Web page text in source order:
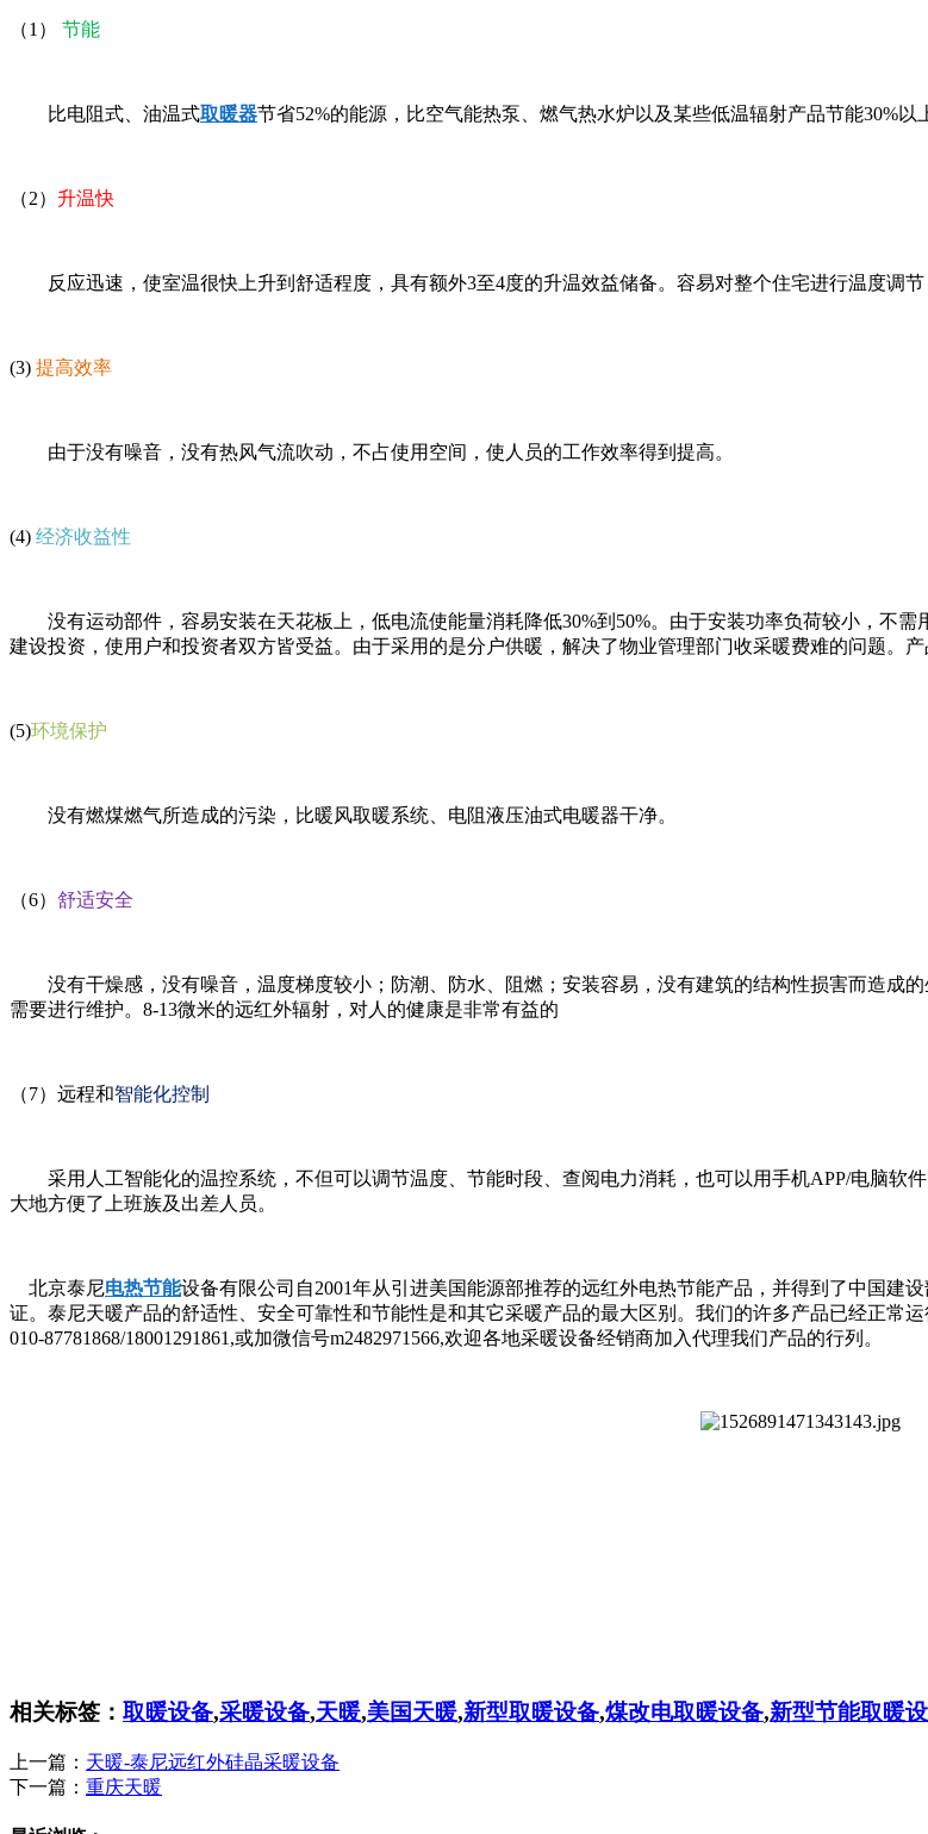
（1） 节能
比电阻式、油温式取暖器节省52%的能源，比空气能热泵、燃气热水炉以及某些低温辐射产品节能30%以
（2） 升温快
反应迅速，使室温很快上升到舒适程度，具有额外3至4度的升温效益储备。容易对整个住宅进行温度调节
(3) 提高效率
由于没有噪音，没有热风气流吹动，不占使用空间，使人员的工作效率得到提高。
(4) 经济收益性
没有运动部件，容易安装在天花板上，低电流使能量消耗降低30%到50%。由于安装功率负荷较小，不需
建设投资，使用户和投资者双方皆受益。由于采用的是分户供暖， 解决了物业管理部门收采暖费难的问题。
(5)环境保护
没有燃煤燃气所造成的污染，比暖风取暖系统、电阻液压油式电暖器干净。
（6） 舒适安全
没有干燥感，没有噪音，温度梯度较小；防潮、防水、阻燃；安装容易，没有建筑的结构性损害而造成
需要进行维护。8-13微米的远红外辐射，对人的健康是非常有益的
（7）远程和智能化控制
采用人工智能化的温控系统，不但可以调节温度、节能时段、查阅电力消耗，也可以用手机APP/电脑软
大地方便了上班族及出差人员。
北京泰尼电热节能设备有限公司自2001年从引进美国能源部推荐的远红外电热节能产品，并得到了中国建
证。泰尼天暖产品的舒适性、安全可靠性和节能性是和其它采暖产品的最大区别。我们的许多产品已经正常
010-87781868/18001291861,或加微信号m2482971566,欢迎各地采暖设备经销商加入代理我们产品的行列。
相关标签： 取暖设备,采暖设备,天暖,美国天暖,新型取暖设备,煤改电取暖设备,新型节能取暖
上一篇： 天暖-泰尼远红外硅晶采暖设备
下一篇： 重庆天暖